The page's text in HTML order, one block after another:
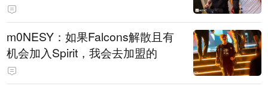
m0NESY：如果Falcons解散且有
机会加入Spirit，我会去加盟的